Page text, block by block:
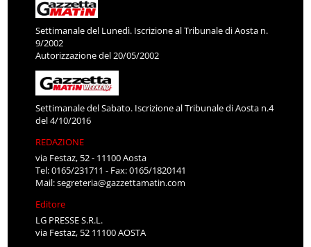
Settimanale del Lunedì. Iscrizione al Tribunale di Aosta n.
9/2002
Autorizzazione del 20/05/2002
Settimanale del Sabato. Iscrizione al Tribunale di Aosta n.4
del 4/10/2016
REDAZIONE
via Festaz, 52 - 11100 Aosta
Tel: 0165/231711 - Fax: 0165/1820141
Mail:segreteria@gazzettamatin.com
Editore
LG PRESSE S.R.L.
via Festaz, 52 11100 AOSTA